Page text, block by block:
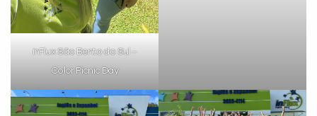
inFlux São Bento do Sul –
Color Picnic Day